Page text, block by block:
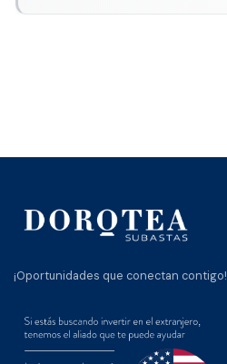
¡Oportunidades que conectan contigo!